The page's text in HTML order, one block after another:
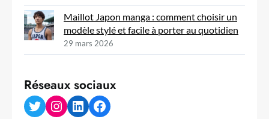
Maillot Japon manga : comment choisir un
modèle stylé et facile à porter au quotidien
29 mars 2026
Réseaux sociaux
Twitter Instagram LinkedIn Facebook